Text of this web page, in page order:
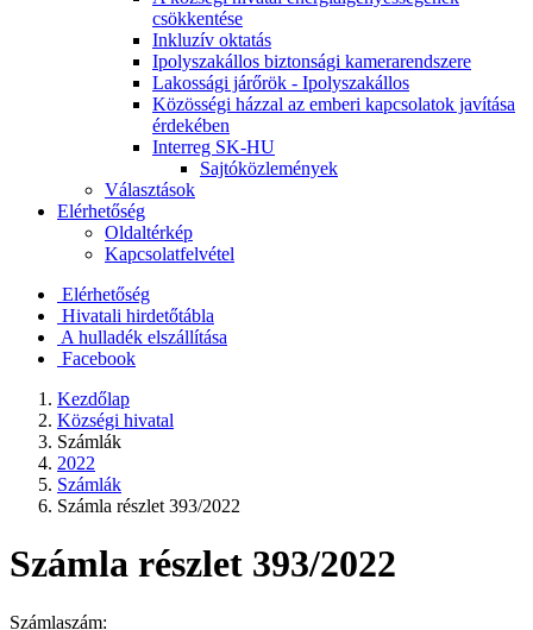
csökkentése
Inkluzív oktatás
Ipolyszakállos biztonsági kamerarendszere
Lakossági járőrök - Ipolyszakállos
Közösségi házzal az emberi kapcsolatok javítása
érdekében
Interreg SK-HU
Sajtóközlemények
Választások
Elérhetőség
Oldaltérkép
Kapcsolatfelvétel
Elérhetőség
Hivatali hirdetőtábla
A hulladék elszállítása
Facebook
Kezdőlap
Községi hivatal
Számlák
2022
Számlák
Számla részlet 393/2022
Számla részlet 393/2022
Számlaszám: